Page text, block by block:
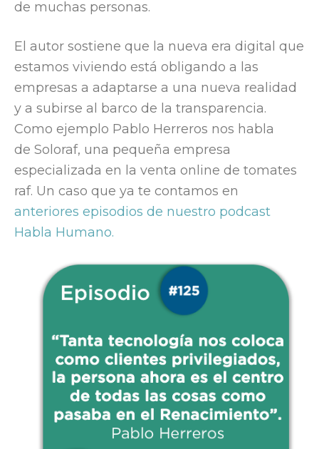
de muchas personas.
El autor sostiene que la nueva era digital que
estamos viviendo está obligando a las
empresas a adaptarse a una nueva realidad
y a subirse al barco de la transparencia.
Como ejemplo Pablo Herreros nos habla
de Soloraf, una pequeña empresa
especializada en la venta online de tomates
raf. Un caso que ya te contamos en
anteriores episodios de nuestro podcast
Habla Humano.